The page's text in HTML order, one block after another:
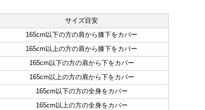
サイズ目安
165cm以下の方の肩から膝下をカバー
165cm以上の方の肩から膝下をカバー
165cm以下の方の肩から下をカバー
165cm以上の方の肩から下をカバー
165cm以下の方の全身をカバー
165cm以上の方の全身をカバー